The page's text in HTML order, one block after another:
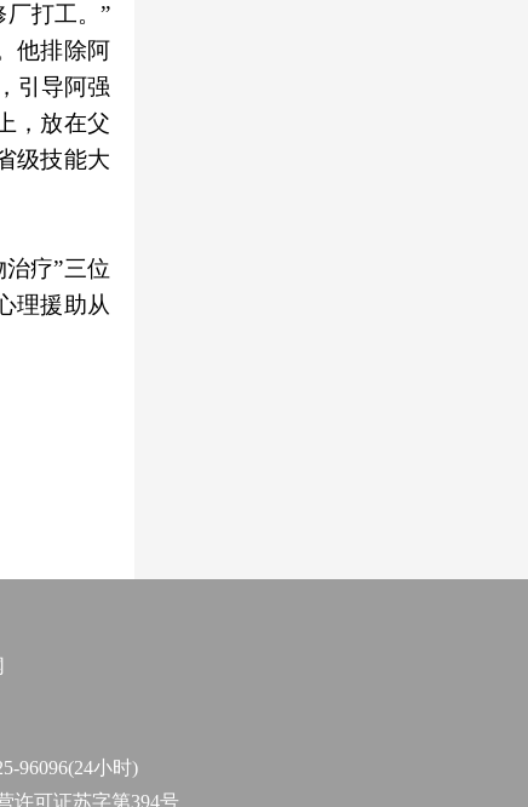
打工。”
他排除阿
引导阿强
，放在父
级技能大
疗”三位
理援助从
96096(24小时)
许可证苏字第394号